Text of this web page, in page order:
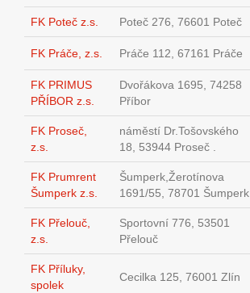
FK Poteč z.s. Poteč 276, 76601 Poteč
FK Práče, z.s. Práče 112, 67161 Práče
FK PRIMUS
PŘÍBOR z.s.
Dvořákova 1695, 74258
Příbor
FK Proseč,
z.s.
náměstí Dr.Tošovského
18, 53944 Proseč .
FK Prumrent
Šumperk z.s.
Šumperk,Žerotínova
1691/55, 78701 Šumperk
FK Přelouč,
z.s.
Sportovní 776, 53501
Přelouč
FK Příluky,
spolek
Cecilka 125, 76001 Zlín